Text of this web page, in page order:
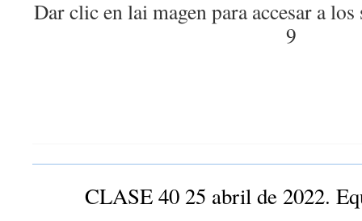
Dar clic en lai magen para accesar a
9
CLASE 40 25 abril de 2022.